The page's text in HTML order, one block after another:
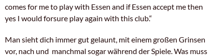
comes for me to play with Essen and if Essen accept me then
yes I would forsure play again with this club.“
Man sieht dich immer gut gelaunt, mit einem großen Grinsen
vor, nach und manchmal sogar während der Spiele. Was muss